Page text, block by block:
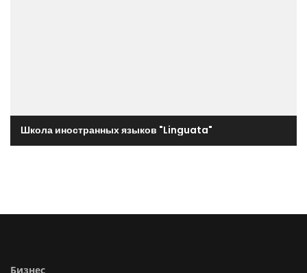
Школа иностранных языков "Linguata"
Бизнес